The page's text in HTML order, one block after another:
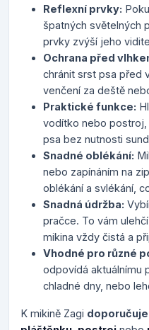
Reflexní prvky:
špatných světelných
prvky zvýší jeho
Ochrana před
chránit srst psa před
venčení za deště
Praktické funkce:
vodítko nebo
psa bez nutnosti
Snadné oblékání:
nebo zapínáním na
oblékání a svlékání,
Snadná údržba:
pračce. To vám
mikina vždy čistá a
Vhodné pro různé
odpovídá aktuálnímu
chladné dny, nebo
K mikině Zagi